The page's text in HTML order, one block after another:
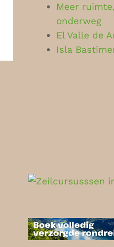
Meer
onderweg
El Valle de
Isla